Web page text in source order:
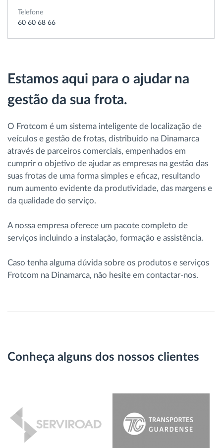
Gestão de Combustível
Planeamento e monitorização de rotas
Ver todas as funcionalidades
Como resolvemos cada necessidade da
atividade da frota
Calculadora de Benefícios
Telefone
60 60 68 66
Estamos aqui para o ajudar na
gestão da sua frota.
O Frotcom é um sistema inteligente de localização de
veículos e gestão de frotas, distribuido na Dinamarca
através de parceiros comerciais, empenhados em
cumprir o objetivo de ajudar as empresas na gestão das
suas frotas de uma forma simples e eficaz, resultando
num aumento evidente da produtividade, das margens e
da qualidade do serviço.
A nossa empresa oferece um pacote completo de
serviços incluindo a instalação, formação e assistência.
Caso tenha alguma dúvida sobre os produtos e serviços
Frotcom na Dinamarca, não hesite em contactar-nos.
Conheça alguns dos nossos clientes